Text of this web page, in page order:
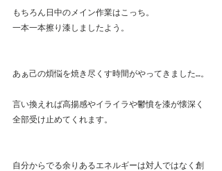
もちろん日中のメイン作業はこっち。
一本一本擦り漆しましたよう。
あぁ己の煩悩を焼き尽くす時間がやってきました…。
言い換えれば高揚感やイライラや鬱憤を漆が懐深く
全部受け止めてくれます。
自分からでる余りあるエネルギーは対人ではなく創